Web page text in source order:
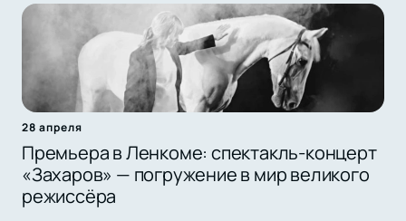
28 апреля
Премьера в Ленкоме: спектакль-концерт
«Захаров» — погружение в мир великого
режиссёра